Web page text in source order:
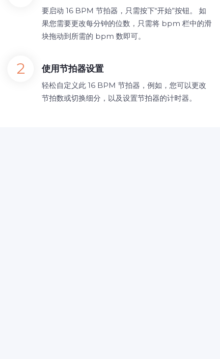
要启动 16 BPM 节拍器，只需按下“开始”按钮。 如
果您需要更改每分钟的位数，只需将 bpm 栏中的滑
块拖动到所需的 bpm 数即可。
使用节拍器设置
轻松自定义此 16 BPM 节拍器，例如，您可以更改
节拍数或切换细分，以及设置节拍器的计时器。